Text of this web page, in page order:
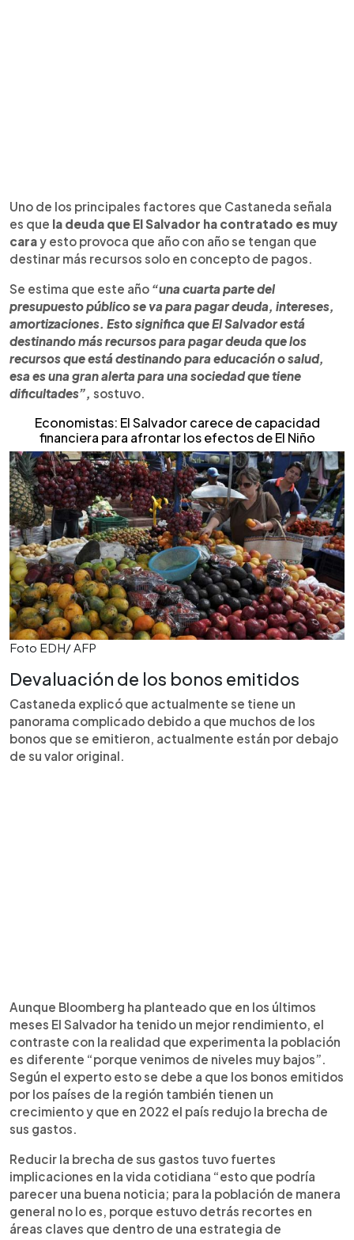
Uno de los principales factores que Castaneda señala
es que la deuda que El Salvador ha contratado es muy
caray esto provoca que año con año se tengan que
destinar más recursos solo en concepto de pagos.
Se estima que este año “una cuarta parte del
presupuesto público se va para pagar deuda, intereses,
amortizaciones. Esto significa que El Salvador está
destinando más recursos para pagar deuda que los
recursos que está destinando para educación o salud,
esa es una gran alerta para una sociedad que tiene
dificultades”, sostuvo.
Economistas: El Salvador carece de capacidad
financiera para afrontar los efectos de El Niño
Foto EDH/ AFP
Devaluación de los bonos emitidos
Castaneda explicó que actualmente se tiene un
panorama complicado debido a que muchos de los
bonos que se emitieron, actualmente están por debajo
de su valor original.
Aunque Bloomberg ha planteado que en los últimos
meses El Salvador ha tenido un mejor rendimiento, el
contraste con la realidad que experimenta la población
es diferente “porque venimos de niveles muy bajos”.
Según el experto esto se debe a que los bonos emitidos
por los países de la región también tienen un
crecimiento y que en 2022 el país redujo la brecha de
sus gastos.
Reducir la brecha de sus gastos tuvo fuertes
implicaciones en la vida cotidiana “esto que podría
parecer una buena noticia; para la población de manera
general no lo es, porque estuvo detrás recortes en
áreas claves que dentro de una estrategia de